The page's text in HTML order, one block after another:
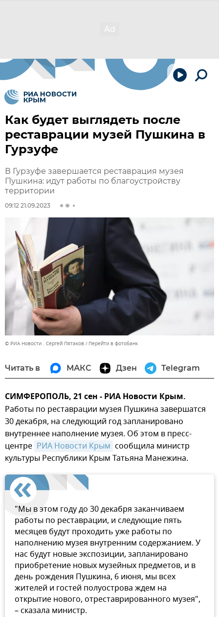
Как будет выглядеть после
реставрации музей Пушкина в
Гурзуфе
В Гурзуфе завершается реставрация музея
Пушкина: идут работы по благоустройству
территории
09:12 21.09.2023
© РИА Новости . Сергей Пятаков Перейти в фотобанк
Читать в МАКС Дзен Telegram
СИМФЕРОПОЛЬ, 21 сен - РИА Новости Крым.
Работы по реставрации музея Пушкина завершатся
30 декабря, на следующий год запланировано
внутреннее наполнение музея. Об этом в пресс-
центре РИА Новости Крым сообщила министр
культуры Республики Крым Татьяна Манежина.
"Мы в этом году до 30 декабря заканчиваем
работы по реставрации, и следующие пять
месяцев будут проходить уже работы по
наполнению музея внутренним содержанием. У
нас будут новые экспозиции, запланировано
приобретение новых музейных предметов, и в
день рождения Пушкина, 6 июня, мы всех
жителей и гостей полуострова ждем на
открытие нового, отреставрированного музея",
– сказала министр.